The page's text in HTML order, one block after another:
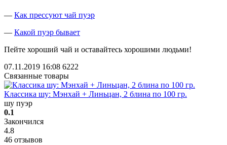
— Как прессуют чай пуэр
— Какой пуэр бывает
Пейте хороший чай и оставайтесь хорошими людьми!
07.11.2019 16:08 6222
Связанные товары
Классика шу: Мэнхай + Линьцан, 2 блина по 100 гр.
шу пуэр
0.1
Закончился
4.8
46 отзывов